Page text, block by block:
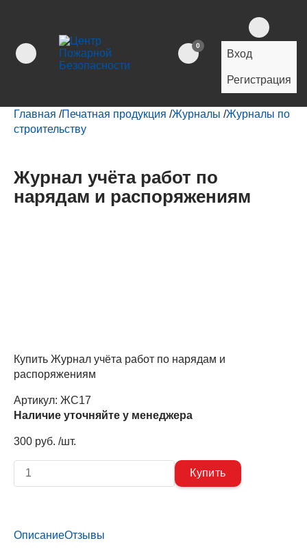
0
Вход
Регистрация
Главная /Печатная продукция /Журналы /Журналы по
строительству
Журнал учёта работ по
нарядам и распоряжениям
Купить Журнал учёта работ по нарядам и
распоряжениям
Артикул: ЖС17
Наличие уточняйте у менеджера
300 руб. /шт.
ОписаниеОтзывы